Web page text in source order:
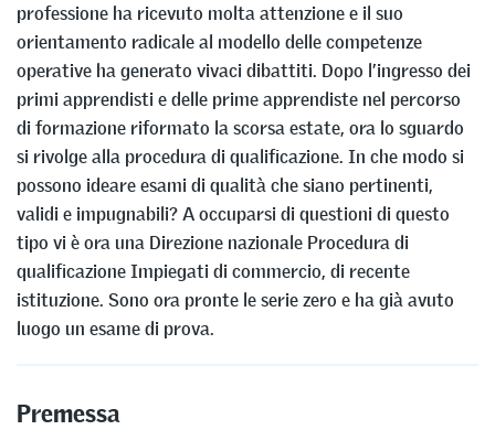
professione ha ricevuto molta attenzione e il suo
orientamento radicale al modello delle competenze
operative ha generato vivaci dibattiti. Dopo l’ingresso dei
primi apprendisti e delle prime apprendiste nel percorso
di formazione riformato la scorsa estate, ora lo sguardo
si rivolge alla procedura di qualificazione. In che modo si
possono ideare esami di qualità che siano pertinenti,
validi e impugnabili? A occuparsi di questioni di questo
tipo vi è ora una Direzione nazionale Procedura di
qualificazione Impiegati di commercio, di recente
istituzione. Sono ora pronte le serie zero e ha già avuto
luogo un esame di prova.
Premessa